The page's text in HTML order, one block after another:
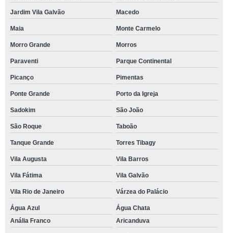
Jardim Vila Galvão Macedo
Maia Monte Carmelo
Morro Grande Morros
Paraventi Parque Continental
Picanço Pimentas
Ponte Grande Porto da Igreja
Sadokim São João
São Roque Taboão
Tanque Grande Torres Tibagy
Vila Augusta Vila Barros
Vila Fátima Vila Galvão
Vila Rio de Janeiro Várzea do Palácio
Água Azul
Água Chata
Anália Franco
Aricanduva